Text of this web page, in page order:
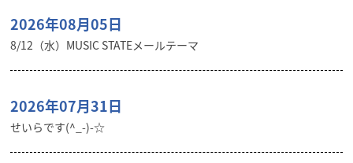
2026年08月05日
8/12（水）MUSIC STATEメールテーマ
2026年07月31日
せいらです(^_-)-☆